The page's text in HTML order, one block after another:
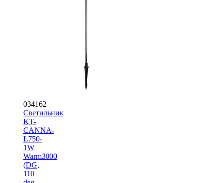
034162
Светильник
KT-
CANNA-
L750-
1W
Warm3000
(DG,
110